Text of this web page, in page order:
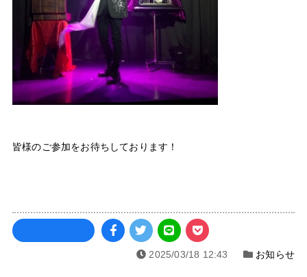
皆様のご参加をお待ちしております！
2025/03/18 12:43 お知らせ